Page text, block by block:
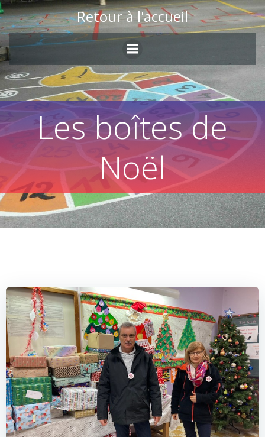
Skip
to
content
Retour à l'accueil
Les boîtes de
Noël